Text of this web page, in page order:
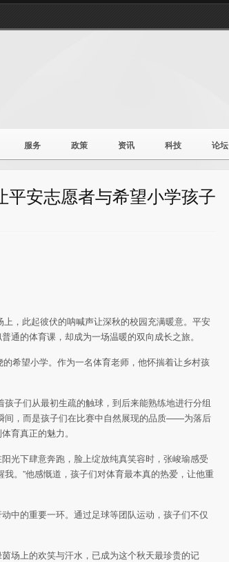
服务 政策 资讯 科技 论坛
安志愿者与希望小学孩子
上，此起彼伏的呐喊声让深秋的校园充满暖意。平安
通的体育课，却成为一场温暖的双向成长之旅。
希望小学。作为一名体育老师，他怀揣着让乡村孩
子们从最初生疏的触球，到后来能熟练地进行分组
间，而是孩子们在比赛中自然展现的品质——为落后
育真正的魅力。
光下肆意奔跑，脸上绽放纯真笑容时，张峻瑜感受
。”他感慨道，孩子们对体育最本真的热爱，让他重
中的重要一环。通过足球等团队运动，孩子们不仅
场上的欢笑与汗水，已成为这个秋天最珍贵的记